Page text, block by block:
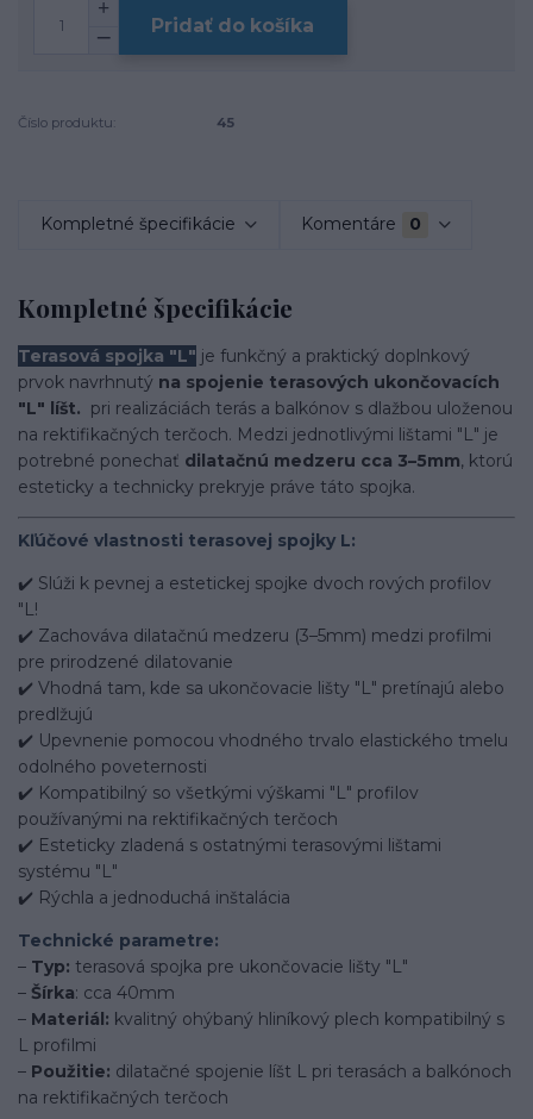
Pridať do košíka
Číslo produktu: 45
Kompletné špecifikácie Komentáre 0
Kompletné špecifikácie
Terasová spojka "L" je funkčný a praktický doplnkový
prvok navrhnutý na spojenie terasových ukončovacích
"L" líšt. pri realizáciách terás a balkónov s dlažbou uloženou
na rektifikačných terčoch. Medzi jednotlivými lištami "L" je
potrebné ponechať dilatačnú medzeru cca 3–5mm, ktorú
esteticky a technicky prekryje práve táto spojka.
Kľúčové vlastnosti terasovej spojky L:
✔️ Slúži k pevnej a estetickej spojke dvoch rových profilov
"L!
✔️ Zachováva dilatačnú medzeru (3–5mm) medzi profilmi
pre prirodzené dilatovanie
✔️ Vhodná tam, kde sa ukončovacie lišty "L" pretínajú alebo
predlžujú
✔️ Upevnenie pomocou vhodného trvalo elastického tmelu
odolného poveternosti
✔️ Kompatibilný so všetkými výškami "L" profilov
používanými na rektifikačných terčoch
✔️ Esteticky zladená s ostatnými terasovými lištami
systému "L"
✔️ Rýchla a jednoduchá inštalácia
Technické parametre:
– Typ: terasová spojka pre ukončovacie lišty "L"
– Šírka: cca 40mm
– Materiál: kvalitný ohýbaný hliníkový plech kompatibilný s
L profilmi
– Použitie: dilatačné spojenie líšt L pri terasách a balkónoch
na rektifikačných terčoch